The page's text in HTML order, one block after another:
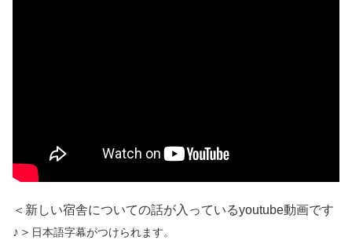
＜新しい宿舎についての話が入っているyoutube動画です
♪＞ 日本語字幕がつけられます。